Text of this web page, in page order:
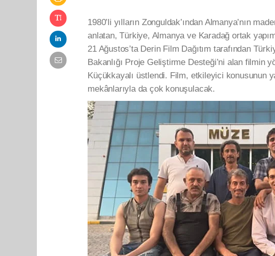
1980’li yılların Zonguldak’ından Almanya’nın
anlatan, Türkiye, Almanya ve Karadağ ortak
21 Ağustos’ta Derin Film Dağıtım tarafından
Bakanlığı Proje Geliştirme Desteği’ni alan filmin
Küçükkayalı üstlendi. Film, etkileyici konusunun
mekânlarıyla da çok konuşulacak.